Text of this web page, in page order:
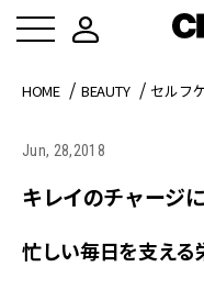
HOME BEAUTY セルフ
Jun, 28,2018
キレイのチャージ
忙しい毎日を支える